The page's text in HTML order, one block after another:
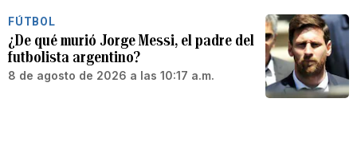
FÚTBOL
¿De qué murió Jorge Messi, el padre del
futbolista argentino?
8 de agosto de 2026 a las 10:17 a.m.